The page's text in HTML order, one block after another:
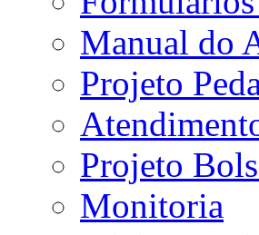
Manual do
Projeto
Projeto
Monitoria